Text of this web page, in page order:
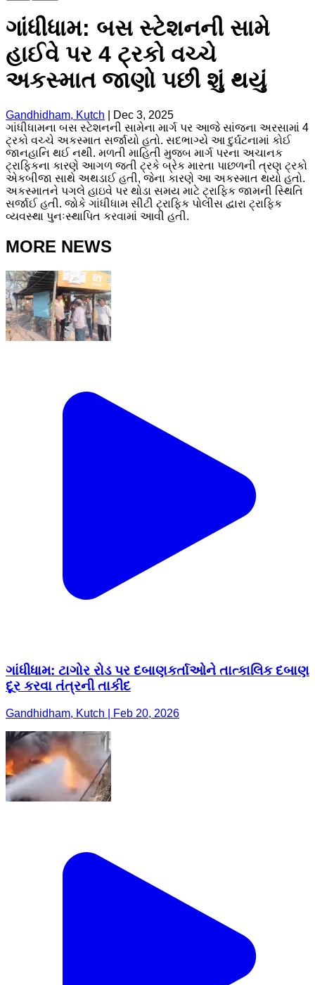
ગાંધીધામ: બસ સ્ટેશનની સામે
હાઈવે પર 4 ટ્રકો વચ્ચે
અકસ્માત જાણો પછી શું થયું
Gandhidham, Kutch
Dec 3, 2025
ગાંધીધામના બસ સ્ટેશનની સામેના માર્ગ પર આજે સાંજના અરસામાં 4
ટ્રકો વચ્ચે અકસ્માત સર્જાયો હતો. સદભાગ્યે આ દુર્ઘટનામાં કોઈ
જાનહાનિ થઈ નથી. મળતી માહિતી મુજબ માર્ગ પરના અચાનક
ટ્રાફિકના કારણે આગળ જતી ટ્રકે બ્રેક મારતા પાછળની ત્રણ ટ્રકો
એકબીજા સાથે અથડાઈ હતી, જેના કારણે આ અકસ્માત થયો હતો.
અકસ્માતને પગલે હાઇવે પર થોડા સમય માટે ટ્રાફિક જામની સ્થિતિ
સર્જાઈ હતી. જોકે ગાંધીધામ સીટી ટ્રાફિક પોલીસ દ્વારા ટ્રાફિક
વ્યવસ્થા પુનઃસ્થાપિત કરવામાં આવી હતી.
MORE NEWS
ગાંધીધામ: ટાગોર રોડ પર દબાણકર્તાઓને તાત્કાલિક દબાણ
દૂર કરવા તંત્રની તાકીદ
Gandhidham, Kutch | Feb 20, 2026